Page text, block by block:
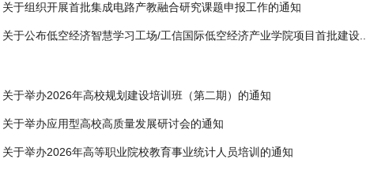
关于组织开展首批集成电路产教融合研究课题申报工作的通知
关于公布低空经济智慧学习工场/工信国际低空经济产业学院项目首批建设...
关于举办2026年高校规划建设培训班（第二期）的通知
关于举办应用型高校高质量发展研讨会的通知
关于举办2026年高等职业院校教育事业统计人员培训的通知